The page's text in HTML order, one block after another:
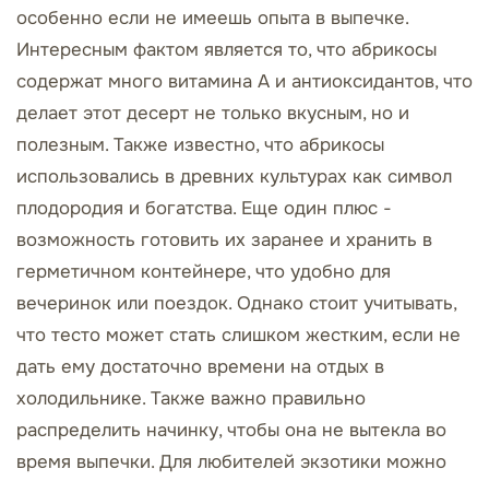
особенно если не имеешь опыта в выпечке.
Интересным фактом является то, что абрикосы
содержат много витамина А и антиоксидантов, что
делает этот десерт не только вкусным, но и
полезным. Также известно, что абрикосы
использовались в древних культурах как символ
плодородия и богатства. Еще один плюс -
возможность готовить их заранее и хранить в
герметичном контейнере, что удобно для
вечеринок или поездок. Однако стоит учитывать,
что тесто может стать слишком жестким, если не
дать ему достаточно времени на отдых в
холодильнике. Также важно правильно
распределить начинку, чтобы она не вытекла во
время выпечки. Для любителей экзотики можно